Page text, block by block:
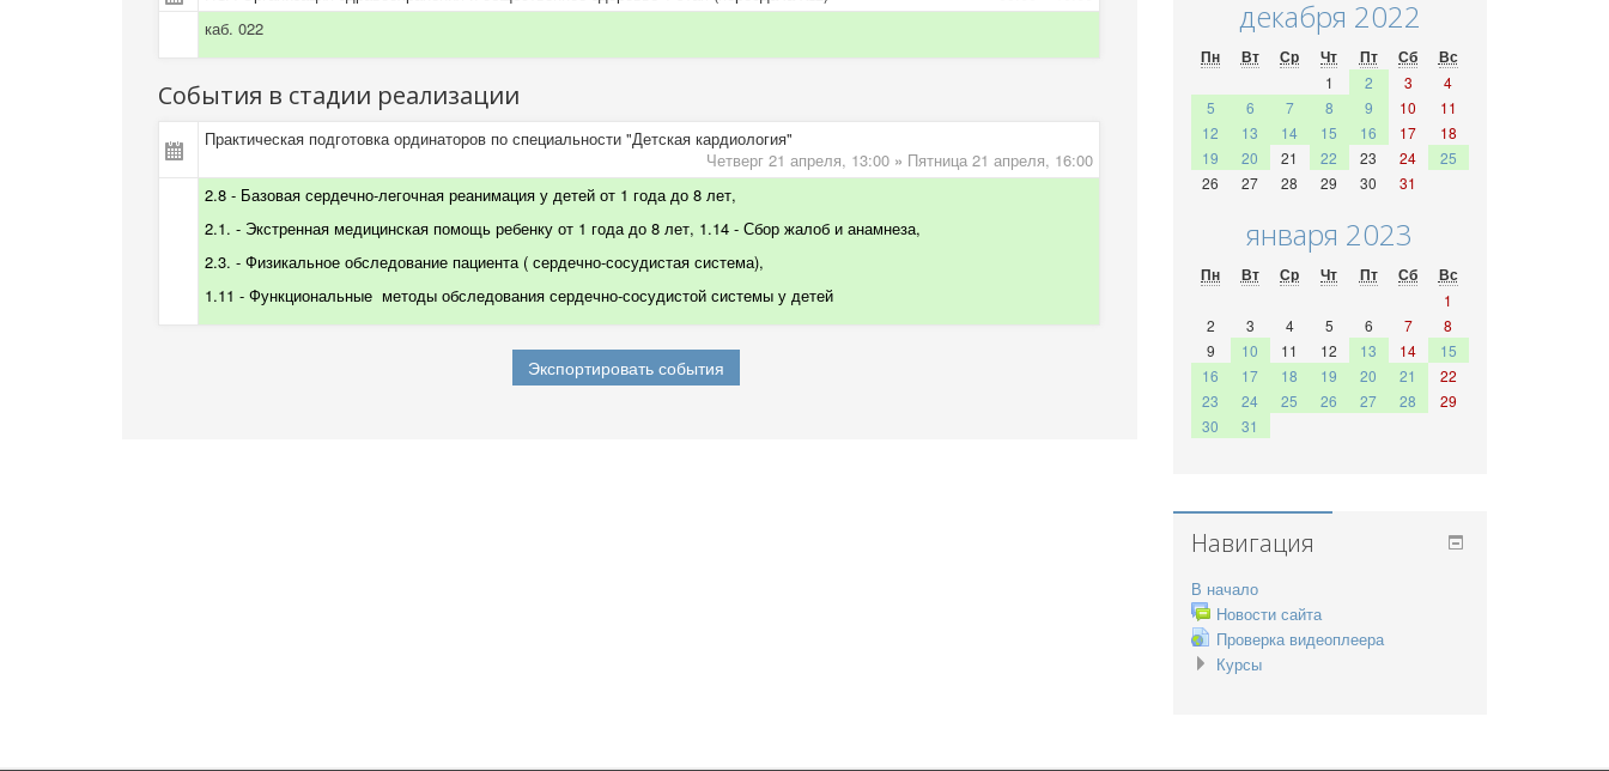
каб. 022
События в стадии реализации
Практическая подготовка ординаторов по специальности "Детская кардиология"
Четверг 21 апреля, 13:00 » Пятница 21 апреля, 16:00
2.8 - Базовая сердечно-легочная реанимация у детей от 1 года до 8 лет,
2.1. - Экстренная медицинская помощь ребенку от 1 года до 8 лет, 1.14 - Сбор жалоб и анамнеза,
2.3. - Физикальное обследование пациента ( сердечно-сосудистая система),
1.11 - Функциональные методы обследования сердечно-сосудистой системы у детей
декабря 2022
Пн Вт Ср Чт Пт Сб Вс
1 2 3
4
5
6 7 8 9 10
11
12
13 14 15 16 17
18
19
20 21 22 23 24
25
26
27 28 29 30 31
января 2023
Пн Вт Ср Чт Пт Сб Вс
1
2
3 4 5 6 7
8
9
10 11 12 13 14
15
16
17 18 19 20 21
22
23
24 25 26 27 28
29
30
31
Навигация
В начало
Новости сайта
Проверка видеоплеера
Курсы